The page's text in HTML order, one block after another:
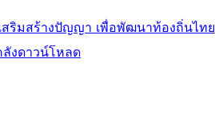
สริมสร้างปัญญา เพื่อพัฒนาท้องถิ่นไทย
ลังดาวน์โหลด